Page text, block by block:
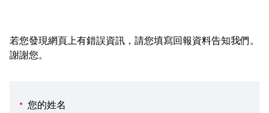
活動研習
空大有利的學習條件
資訊圖像化專區
校長室
通識教育中心
其他好站
校務資訊
若您發現網頁上有錯誤資訊，請您填寫回報資料告知我們。
謝謝您。
* 您的姓名